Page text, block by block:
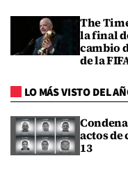
The
la final
cambio
de la
LO MÁS VISTO DEL
actos
13